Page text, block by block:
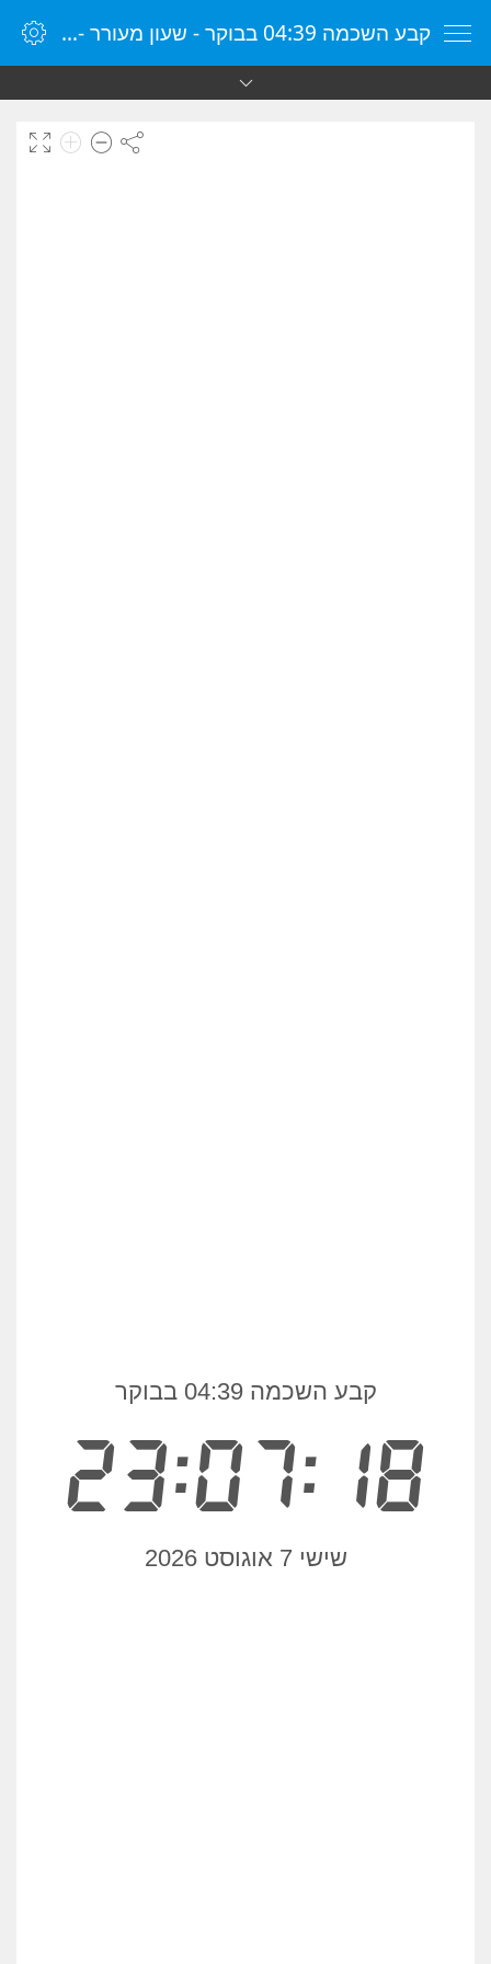
קבע השכמה 04:39 בבוקר - שעון מעורר - שעון מעורר מקוון - שעון מעורר במחשב
23:07:18
קבע השכמה 04:39 בבוקר
שישי 7 אוגוסט 2026